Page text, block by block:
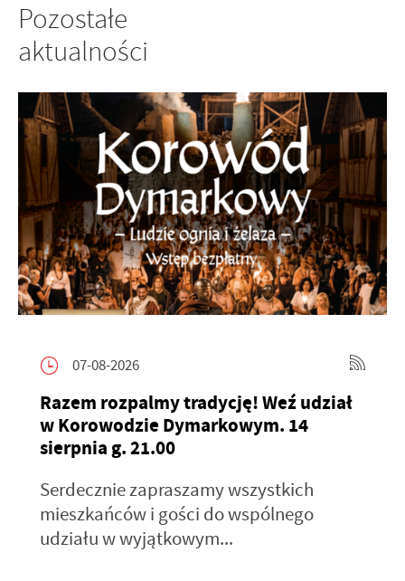
Pozostałe
aktualności
07-08-2026
Razem rozpalmy tradycję! Weź udział
w Korowodzie Dymarkowym. 14
sierpnia g. 21.00
Serdecznie zapraszamy wszystkich
mieszkańców i gości do wspólnego
udziału w wyjątkowym...